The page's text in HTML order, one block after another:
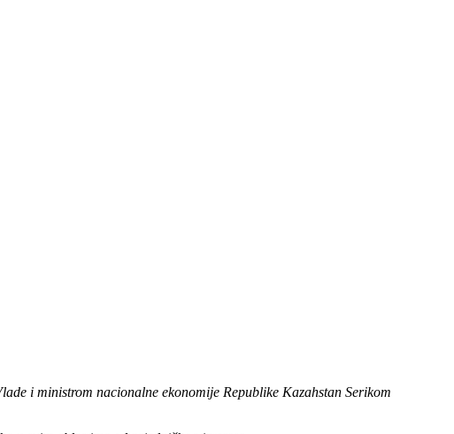
i ministrom nacionalne ekonomije Republike Kazahstan Serikom